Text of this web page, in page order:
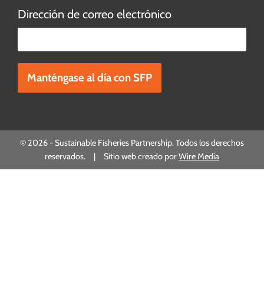
Dirección de correo electrónico
© 2026 - Sustainable Fisheries Partnership. Todos los derechos
reservados. | Sitio web creado porWire Media